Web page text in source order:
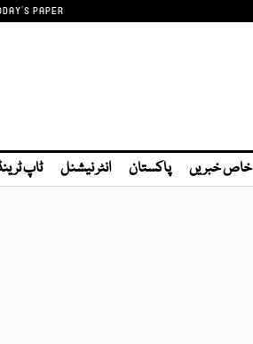
PAPER
خاص خبریں پاکستان انٹر نیشنل ٹاپ